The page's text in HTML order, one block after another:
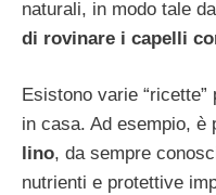
naturali, in modo tale da
di rovinare i capelli
Esistono varie
in casa. Ad esempio, è
lino, da sempre
nutrienti e protettive